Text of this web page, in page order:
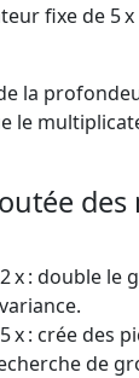
fixe de 5
la
le
x : double le
x : crée des
de